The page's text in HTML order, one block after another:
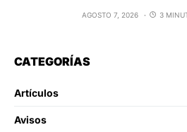
AGOSTO 7, 2026 3
CATEGORÍAS
Artículos
Avisos